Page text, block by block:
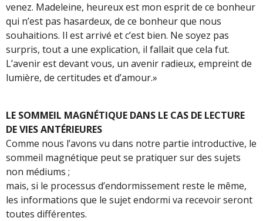
venez. Madeleine, heureux est mon esprit de ce bonheur
qui n’est pas hasardeux, de ce bonheur que nous
souhaitions. Il est arrivé et c’est bien. Ne soyez pas
surpris, tout a une explication, il fallait que cela fut.
L’avenir est devant vous, un avenir radieux, empreint de
lumière, de certitudes et d’amour.»
LE SOMMEIL MAGNÉTIQUE DANS LE CAS DE LECTURE
DE VIES ANTÉRIEURES
Comme nous l’avons vu dans notre partie introductive, le
sommeil magnétique peut se pratiquer sur des sujets
non médiums ;
mais, si le processus d’endormissement reste le même,
les informations que le sujet endormi va recevoir seront
toutes différentes.